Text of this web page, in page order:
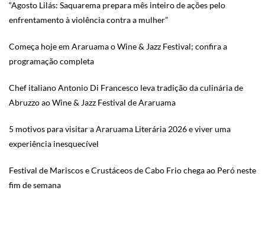
“Agosto Lilás: Saquarema prepara mês inteiro de ações pelo
enfrentamento à violência contra a mulher”
Começa hoje em Araruama o Wine & Jazz Festival; confira a
programação completa
Chef italiano Antonio Di Francesco leva tradição da culinária de
Abruzzo ao Wine & Jazz Festival de Araruama
5 motivos para visitar a Araruama Literária 2026 e viver uma
experiência inesquecível
Festival de Mariscos e Crustáceos de Cabo Frio chega ao Peró neste
fim de semana